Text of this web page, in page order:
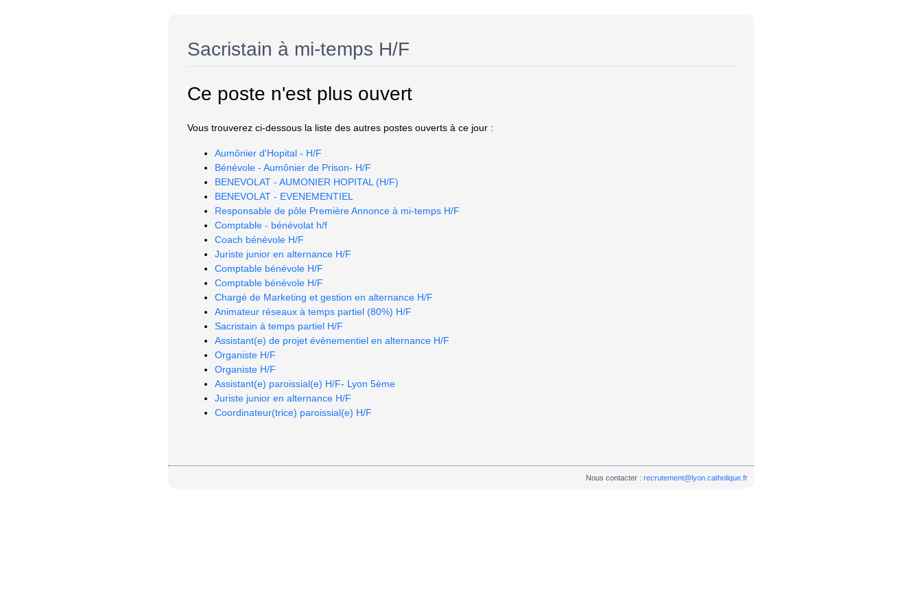
Sacristain à mi-temps H/F
Ce poste n'est plus ouvert
Vous trouverez ci-dessous la liste des autres postes ouverts à ce jour :
Aumônier d'Hopital - H/F
Bénévole - Aumônier de Prison- H/F
BENEVOLAT - AUMONIER HOPITAL (H/F)
BENEVOLAT - EVENEMENTIEL
Responsable de pôle Première Annonce à mi-temps H/F
Comptable - bénévolat h/f
Coach bénévole H/F
Juriste junior en alternance H/F
Comptable bénévole H/F
Comptable bénévole H/F
Chargé de Marketing et gestion en alternance H/F
Animateur réseaux à temps partiel (80%) H/F
Sacristain à temps partiel H/F
Assistant(e) de projet évènementiel en alternance H/F
Organiste H/F
Organiste H/F
Assistant(e) paroissial(e) H/F- Lyon 5ème
Juriste junior en alternance H/F
Coordinateur(trice) paroissial(e) H/F
Nous contacter :recrutement@lyon.catholique.fr